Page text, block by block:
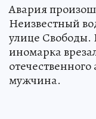
Авария
Неизвестный
улице Свободы.
иномарка
мужчина.